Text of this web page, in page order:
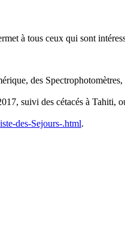
à tous ceux qui sont
des
suivi des cétacés à Tahiti,
des-Sejours-.html.